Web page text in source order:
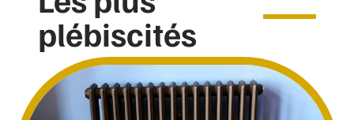
plébiscités